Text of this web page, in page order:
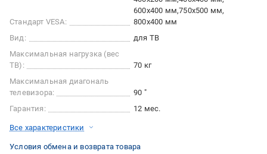
Стандарт VESA:
600x400 мм 750x500 мм
800x400 мм
Вид:
для ТВ
Максимальная нагрузка (вес
ТВ):
70 кг
Максимальная диагональ
телевизора:
90 "
Гарантия:
12 мес.
Все характеристики
Условия обмена и возврата товара